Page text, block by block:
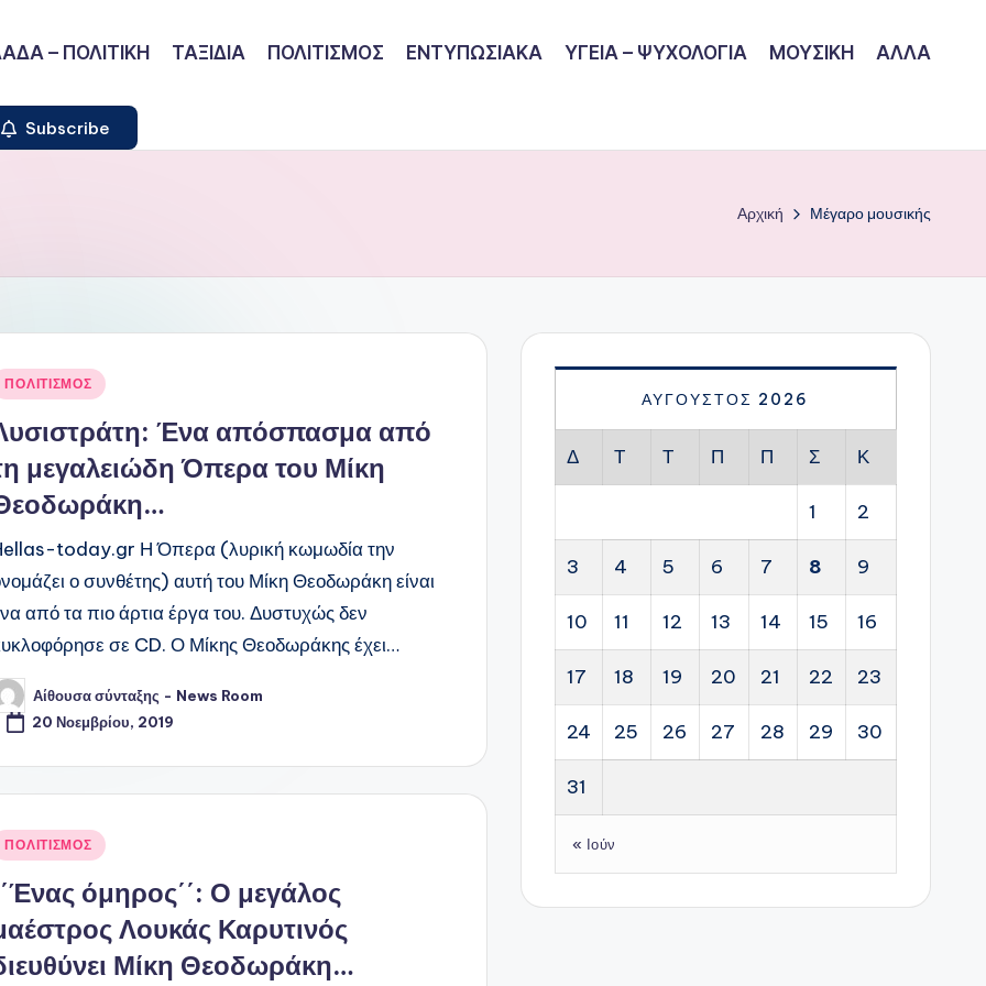
– ΠΟΛΙΤΙΚΗ ΤΑΞΙΔΙΑ ΠΟΛΙΤΙΣΜΟΣ ΕΝΤΥΠΩΣΙΑΚΑ ΥΓΕΙΑ – ΨΥΧΟΛΟΓΙΑ ΜΟΥΣΙΚΗ ΑΛΛΑ
Subscribe
Αρχική Μέγαρο μουσικής
ΠΟΛΙΤΙΣΜΟΣ
Ένα απόσπασμα από
μεγαλειώδη Όπερα του Μίκη
today.gr Η Όπερα (λυρική κωμωδία την
ο συνθέτης) αυτή του Μίκη Θεοδωράκη είναι
από τα πιο άρτια έργα του. Δυστυχώς δεν
σε CD. Ο Μίκης Θεοδωράκης έχει…
Αίθουσα σύνταξης - News Room
20 Νοεμβρίου, 2019
ΠΟΛΙΤΙΣΜΟΣ
όμηρος΄΄: Ο μεγάλος
Λουκάς Καρυτινός
Μίκη Θεοδωράκη…
ΑΎΓΟΥΣΤΟΣ 2026
Δ Τ Τ Π Π Σ Κ
1 2
3 4 5 6 7 8 9
10 11 12 13 14 15 16
17 18 19 20 21 22 23
24 25 26 27 28 29 30
31
« Ιούν